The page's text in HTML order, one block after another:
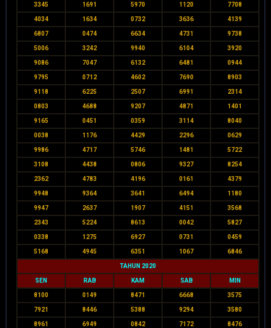
3345 1691 5970 1120 7708
4034 1634 0732 3636 4139
6807 0474 6634 4731 9738
5006 3242 9940 6104 3920
9086 7047 6132 6481 0944
9795 0712 4602 7690 8903
9118 6225 2507 6991 2314
0803 4688 9207 4871 1401
9165 0451 0359 3114 8040
0038 1176 4429 2296 0629
9986 4717 5746 1481 5722
3108 4438 0806 9327 8254
2362 4783 4196 0161 4379
9948 9364 3641 6494 1180
9947 2637 1907 4151 3568
2343 5224 8613 0042 5827
0338 1275 6927 0731 0459
5168 4945 6351 1067 6846
TAHUN 2020
SEN RAB KAM SAB MIN
8100 0149 8471 6668 3575
7921 8446 5388 9294 3580
8961 6949 0842 7172 8476